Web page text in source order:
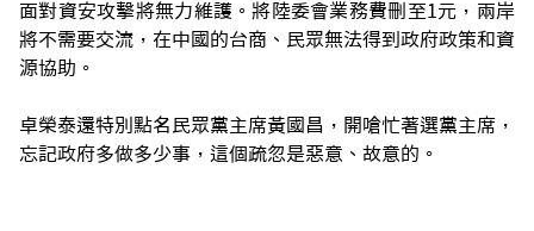
面對資安攻擊將無力維護。將陸委會業務費刪至1元，兩岸
將不需要交流，在中國的台商、民眾無法得到政府政策和資
源協助。
卓榮泰還特別點名民眾黨主席黃國昌，開嗆忙著選黨主席，
忘記政府多做多少事，這個疏忽是惡意、故意的。